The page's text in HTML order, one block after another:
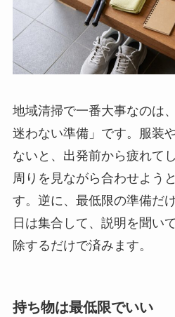
地域清掃で一番大事なのは
迷わない準備」です。服装
ないと、出発前から疲れて
周りを見ながら合わせよう
す。逆に、最低限の準備だ
日は集合して、説明を聞い
除するだけで済みます。
持ち物は最低限でいい